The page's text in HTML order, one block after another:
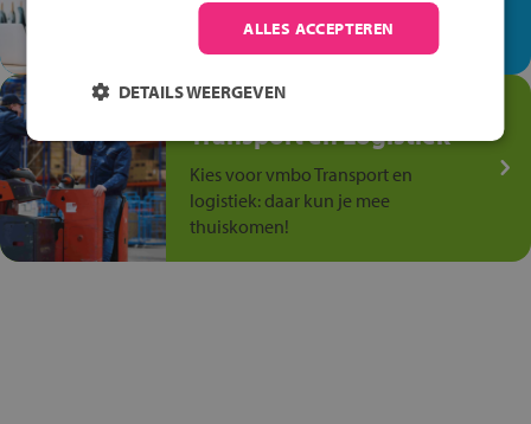
op de winkelvloer, waar elke dag
anders is!
Jouw talent in de
Transport en Logistiek
Kies voor vmbo Transport en
logistiek: daar kun je mee
thuiskomen!
ALLES ACCEPTEREN
DETAILS WEERGEVEN